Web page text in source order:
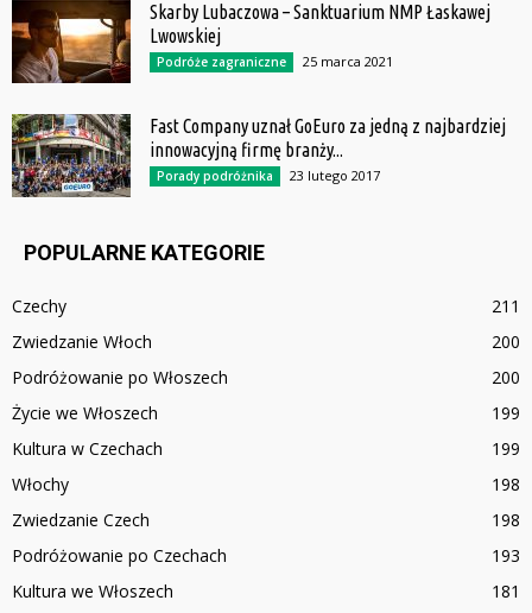
Skarby Lubaczowa – Sanktuarium NMP Łaskawej
Lwowskiej
Podróże zagraniczne 25 marca 2021
Fast Company uznał GoEuro za jedną z najbardziej
innowacyjną firmę branży...
Porady podróżnika 23 lutego 2017
POPULARNE KATEGORIE
Czechy
211
Zwiedzanie Włoch
200
Podróżowanie po Włoszech
200
Życie we Włoszech
199
Kultura w Czechach
199
Włochy
198
Zwiedzanie Czech
198
Podróżowanie po Czechach
193
Kultura we Włoszech
181